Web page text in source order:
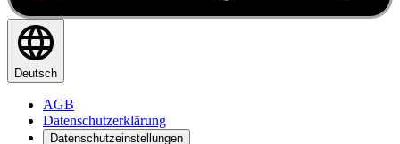
Deutsch
AGB
Datenschutzerklärung
Datenschutzeinstellungen